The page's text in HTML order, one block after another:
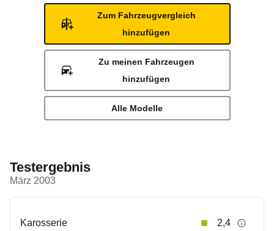
Zum Fahrzeugvergleich
hinzufügen
Zu meinen Fahrzeugen
hinzufügen
Alle Modelle
Testergebnis
März 2003
Karosserie 2,4